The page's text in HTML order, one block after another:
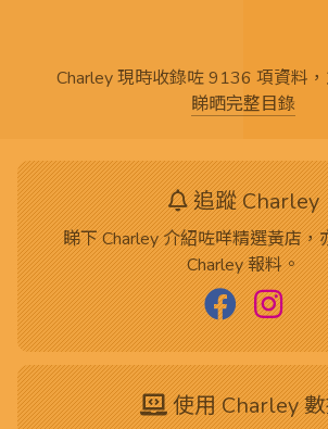
Charley 現時收錄咗 9136 項資料
睇晒完整目錄
追蹤 Charley
睇下 Charley 介紹咗咩精選黃店，
Charley 報料。
使用 Charley